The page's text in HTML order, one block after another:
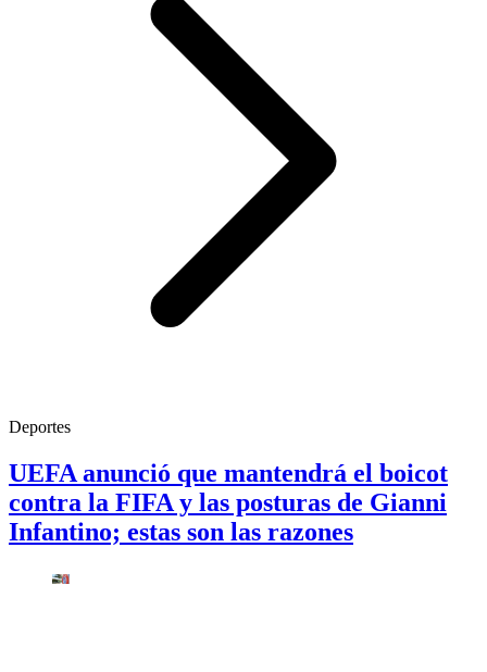
Deportes
UEFA anunció que mantendrá el boicot
contra la FIFA y las posturas de Gianni
Infantino; estas son las razones